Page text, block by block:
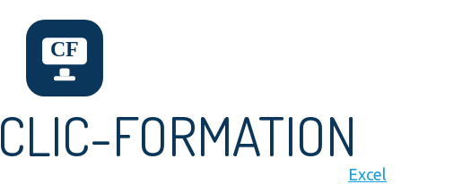
CLIC-FORMATION
Excel